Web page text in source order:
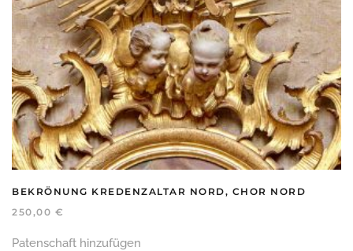
BEKRÖNUNG KREDENZALTAR NORD, CHOR NORD
250,00 €
Patenschaft hinzufügen